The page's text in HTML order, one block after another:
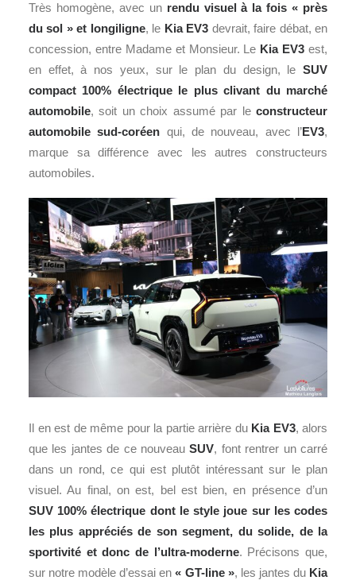
Très homogène, avec un rendu visuel à la fois « près
du sol » et longiligne, le Kia EV3 devrait, faire débat, en
concession, entre Madame et Monsieur. Le Kia EV3 est,
en effet, à nos yeux, sur le plan du design, le SUV
compact 100% électrique le plus clivant du marché
automobile, soit un choix assumé par le constructeur
automobile sud-coréen qui, de nouveau, avec l’EV3,
marque sa différence avec les autres constructeurs
automobiles.
Il en est de même pour la partie arrière du Kia EV3, alors
que les jantes de ce nouveauSUV, font rentrer un carré
dans un rond, ce qui est plutôt intéressant sur le plan
visuel. Au final, on est, bel est bien, en présence d’un
SUV 100% électrique dont le style joue sur les codes
les plus appréciés de son segment, du solide, de la
sportivité et donc de l’ultra-moderne. Précisons que,
sur notre modèle d’essai en « GT-line », les jantes du Kia